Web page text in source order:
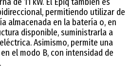
permitiendo utilizar de
almacenada en la batería o, en
disponible, suministrarla a
Asimismo, permite una
el modo B, con intensidad de